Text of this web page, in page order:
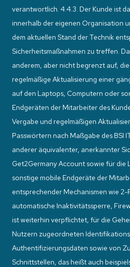
verantwortlich. 4.4.3. Der Kunde ist
innerhalb der eigenen Organisation
dem aktuellen Stand der Technik
Sicherheitsmaßnahmen zu treffen.
anderem, aber nicht begrenzt auf,
regelmäßige Aktualisierung einer
auf den Laptops, Computern oder
Endgeräten der Mitarbeiter des
Vergabe und regelmäßigen
Passwörtern nach Maßgabe des BSI
anderer äquivalenter, anerkannter
Get2Germany Account sowie für
sonstige mobile Endgeräte der
entsprechender Mechanismen wie
automatische Inaktivitätssperre,
ist weiterhin verpflichtet, für die
Nutzern zugeordneten
Authentifizierungsdaten sowie von
Schnittstellen, das heißt auch